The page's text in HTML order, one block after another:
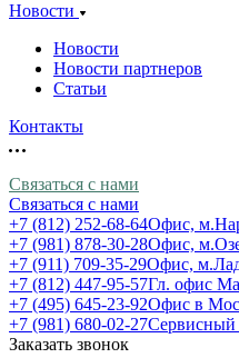
Новости
Новости
Новости партнеров
Статьи
Контакты
Связаться с нами
Связаться с нами
+7 (812) 252-68-64Офис,
+7 (981) 878-30-28Офис,
+7 (911) 709-35-29Офис,
+7 (812) 447-95-57Гл. офис
+7 (495) 645-23-92Офис в
+7 (981) 680-02-27Сервисный
Заказать звонок